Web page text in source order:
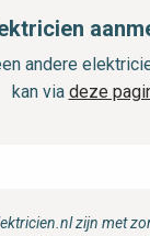
andere
kan via deze
zijn met